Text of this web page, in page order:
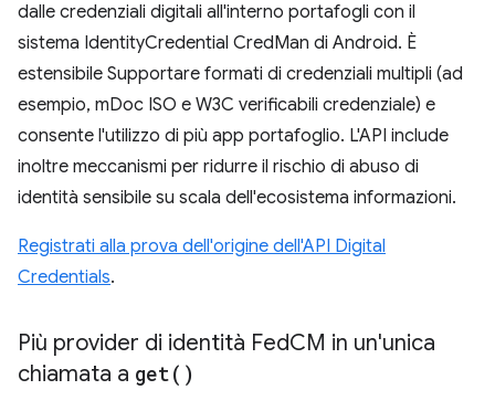
dalle credenziali digitali all'interno portafogli con il
sistema IdentityCredential CredMan di Android. È
estensibile Supportare formati di credenziali multipli (ad
esempio, mDoc ISO e W3C verificabili credenziale) e
consente l'utilizzo di più app portafoglio. L'API include
inoltre meccanismi per ridurre il rischio di abuso di
identità sensibile su scala dell'ecosistema informazioni.
Registrati alla prova dell'origine dell'API Digital
Credentials.
Più provider di identità FedCM in un'unica
chiamata a get( )